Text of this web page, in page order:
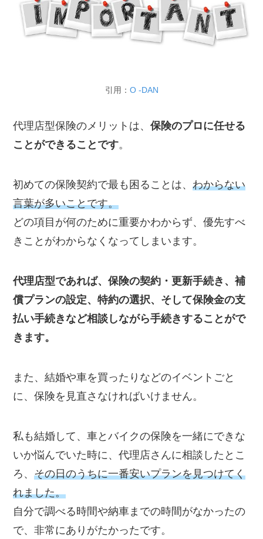
引用： O -DAN
代理店型保険のメリットは、保険のプロに任せる
ことができることです。
初めての保険契約で最も困ることは、わからない
言葉が多いことです。
どの項目が何のために重要かわからず、優先すべ
きことがわからなくなってしまいます。
代理店型であれば、保険の契約・更新手続き、補
償プランの設定、特約の選択、そして保険金の支
払い手続きなど相談しながら手続きすることがで
きます。
また、結婚や車を買ったりなどのイベントごと
に、保険を見直さなければいけません。
私も結婚して、車とバイクの保険を一緒にできな
いか悩んでいた時に、代理店さんに相談したとこ
ろ、その日のうちに一番安いプランを見つけてく
れました。
自分で調べる時間や納車までの時間がなかったの
で、非常にありがたかったです。